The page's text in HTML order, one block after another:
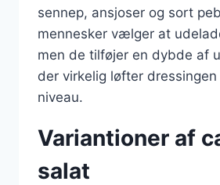
sennep, ansjoser og sort
mennesker vælger at
men de tilføjer en dybde af
der virkelig løfter
niveau.
Variantioner af
salat